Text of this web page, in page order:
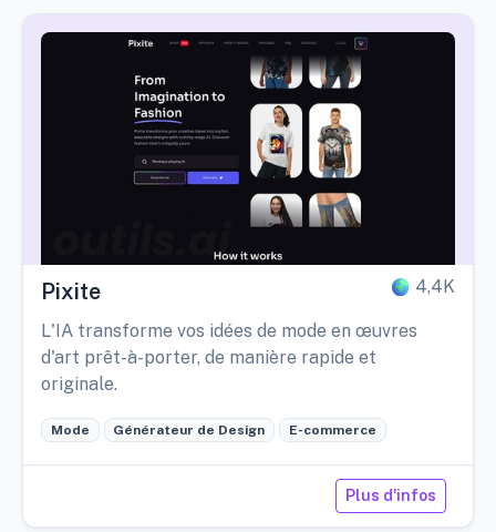
Pixite 4,4K
L'IA transforme vos idées de mode en œuvres
d'art prêt-à-porter, de manière rapide et
originale.
Mode Générateur de Design E-commerce
Plus d'infos